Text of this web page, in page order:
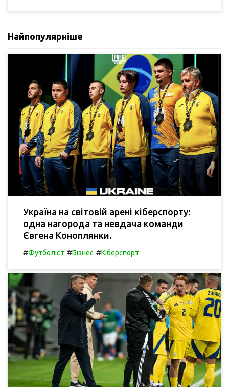
Найпопулярніше
Україна на світовій арені кіберспорту:
одна нагорода та невдача команди
Євгена Коноплянки.
#Футболіст #Бізнес #Кіберспорт